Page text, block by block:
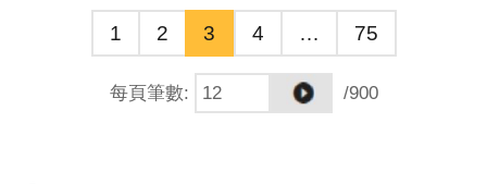
1 2 3 4 … 75
每頁筆數: /900